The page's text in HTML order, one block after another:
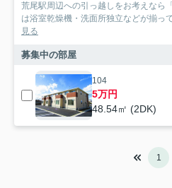
荒尾駅周辺への引っ越しをお考えなら
は浴室乾燥機・洗面所独立などが揃っ
見る
募集中の部屋
104
5万円
48.54㎡ (2DK)
1